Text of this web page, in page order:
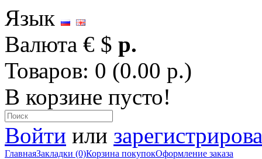
Язык
Валюта € $ р.
Товаров: 0 (0.00 р.)
В корзине пусто!
Войти или
ГлавнаяЗакладки (0)Корзина покупокОформление заказа